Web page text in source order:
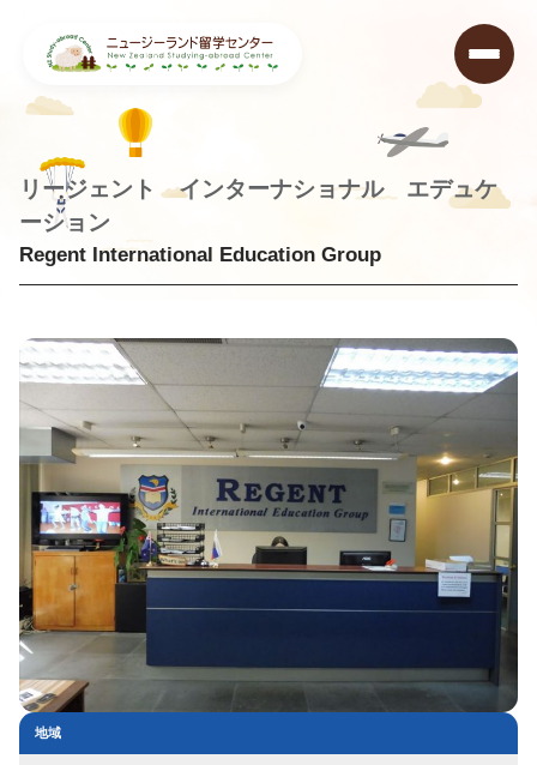
Regent International Education Group
リージェント インターナショナル エデュケ
ーション
Regent International Education Group
地域